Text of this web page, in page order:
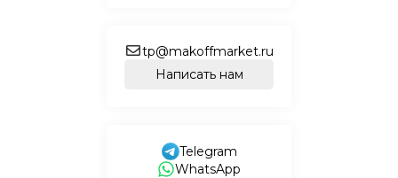
tp@makoffmarket.ru
Написать нам
Telegram
WhatsApp